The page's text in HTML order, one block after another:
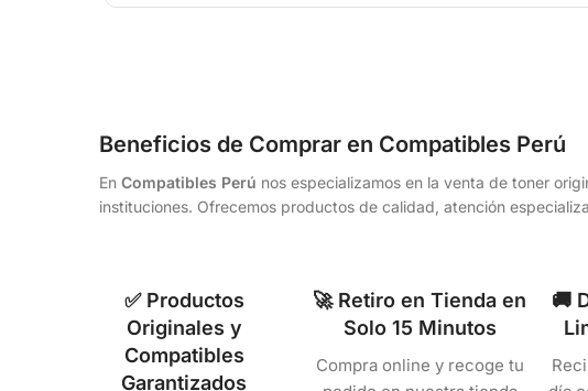
Beneficios de Comprar en Compatibles Perú
En Compatibles Perú nos especializamos en la venta de toner
instituciones. Ofrecemos productos de calidad, atención
✅ Productos
Originales y
Compatibles
Garantizados
🚀 Retiro en Tienda en
Solo 15 Minutos
Compra online y recoge tu
🚚